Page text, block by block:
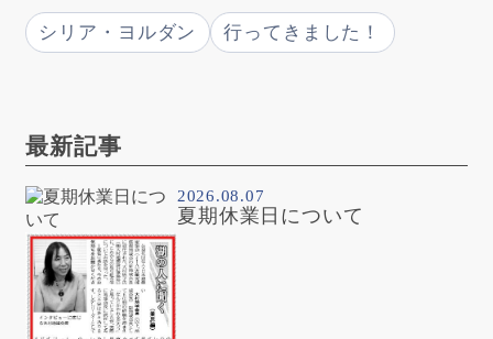
行日程】 関空→ドーハ→ダマスカス→パルミラ
（世界遺産）→ダマスカス（世界遺産） →ボ […]
シリア・ヨルダン 行ってきました！
最新記事
2026.08.07
夏期休業日について